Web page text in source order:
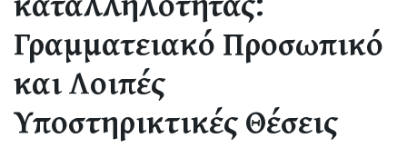
Γραμματειακό Προσωπικό
και Λοιπές
Υποστηρικτικές Θέσεις